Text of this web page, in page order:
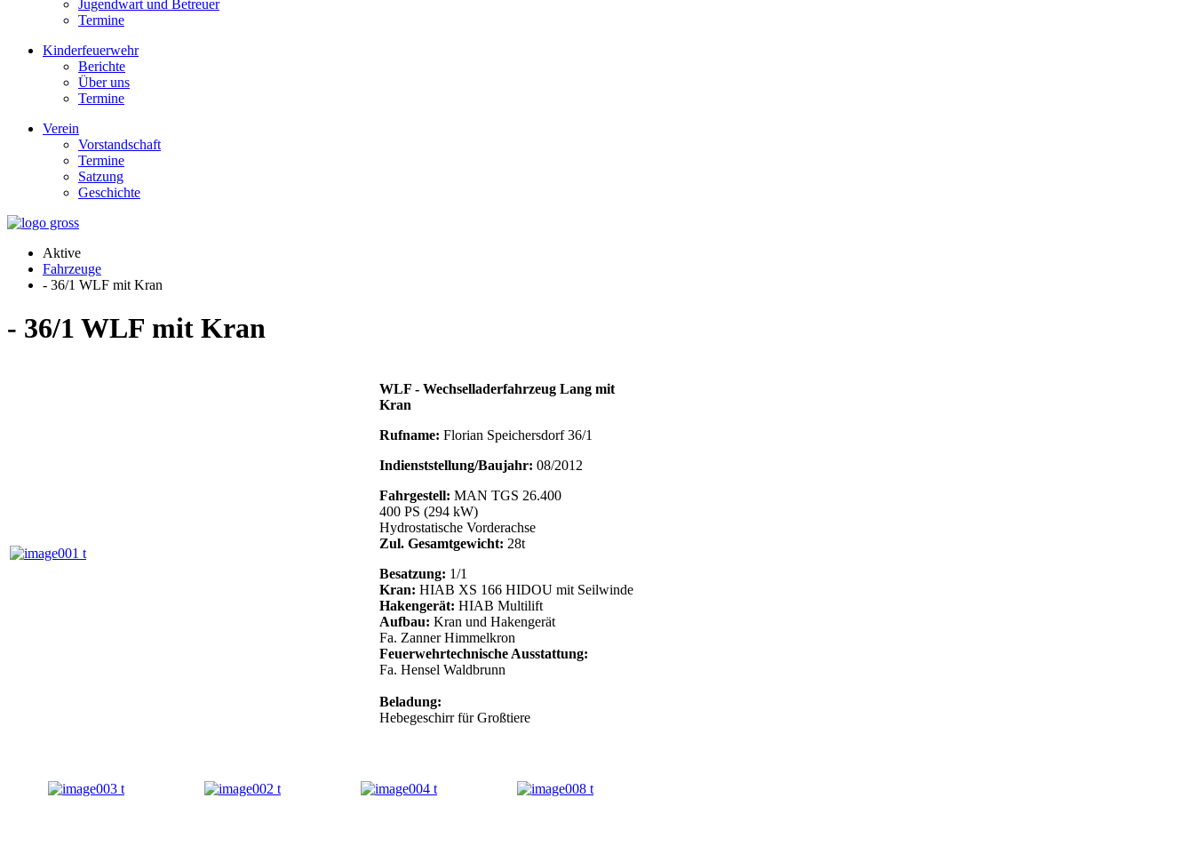
Jugendwart und Betreuer
Termine
Kinderfeuerwehr
Berichte
Über uns
Termine
Verein
Vorstandschaft
Termine
Satzung
Geschichte
Aktive
Fahrzeuge
- 36/1 WLF mit Kran
- 36/1 WLF mit Kran
WLF - Wechselladerfahrzeug Lang mit
Kran
Rufname: Florian Speichersdorf 36/1
Indienststellung/Baujahr: 08/2012
Fahrgestell: MAN TGS 26.400
400 PS (294 kW)
Hydrostatische Vorderachse
Zul. Gesamtgewicht: 28t
Besatzung: 1/1
Kran: HIAB XS 166 HIDOU mit Seilwinde
Hakengerät: HIAB Multilift
Aufbau: Kran und Hakengerät
Fa. Zanner Himmelkron
Feuerwehrtechnische Ausstattung:
Fa. Hensel Waldbrunn
Beladung:
Hebegeschirr für Großtiere